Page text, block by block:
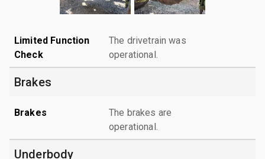
Limited Function
Check
The drivetrain was
operational.
Brakes
Brakes
The brakes are
operational.
Underbody